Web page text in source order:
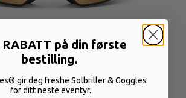
SE ALLE GOGGLES
RABATT på din første
bestilling.
gir deg freshe Solbriller & Goggles
for ditt neste eventyr.